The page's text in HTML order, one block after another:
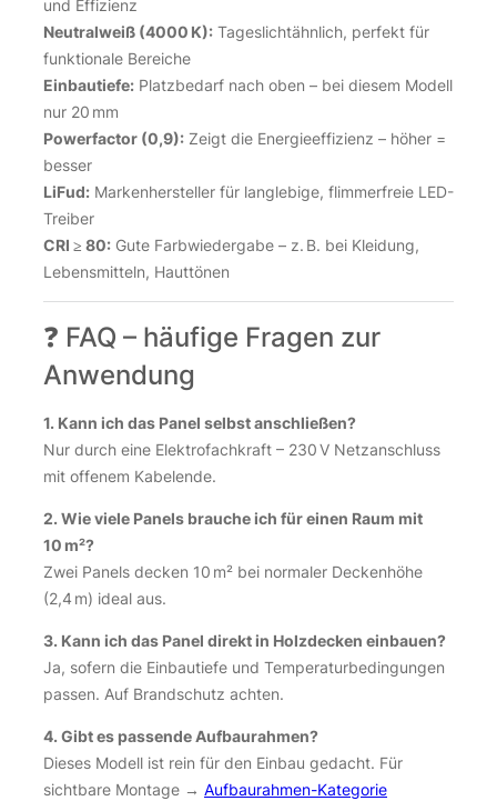
und Effizienz
Neutralweiß (4000 K): Tageslichtähnlich, perfekt für
funktionale Bereiche
Einbautiefe: Platzbedarf nach oben – bei diesem Modell
nur 20 mm
Powerfactor (0,9): Zeigt die Energieeffizienz – höher =
besser
LiFud: Markenhersteller für langlebige, flimmerfreie LED-
Treiber
CRI ≥ 80: Gute Farbwiedergabe – z. B. bei Kleidung,
Lebensmitteln, Hauttönen
❓ FAQ – häufige Fragen zur
Anwendung
1. Kann ich das Panel selbst anschließen?
Nur durch eine Elektrofachkraft – 230 V Netzanschluss
mit offenem Kabelende.
2. Wie viele Panels brauche ich für einen Raum mit
10 m²?
Zwei Panels decken 10 m² bei normaler Deckenhöhe
(2,4 m) ideal aus.
3. Kann ich das Panel direkt in Holzdecken einbauen?
Ja, sofern die Einbautiefe und Temperaturbedingungen
passen. Auf Brandschutz achten.
4. Gibt es passende Aufbaurahmen?
Dieses Modell ist rein für den Einbau gedacht. Für
sichtbare Montage → Aufbaurahmen-Kategorie